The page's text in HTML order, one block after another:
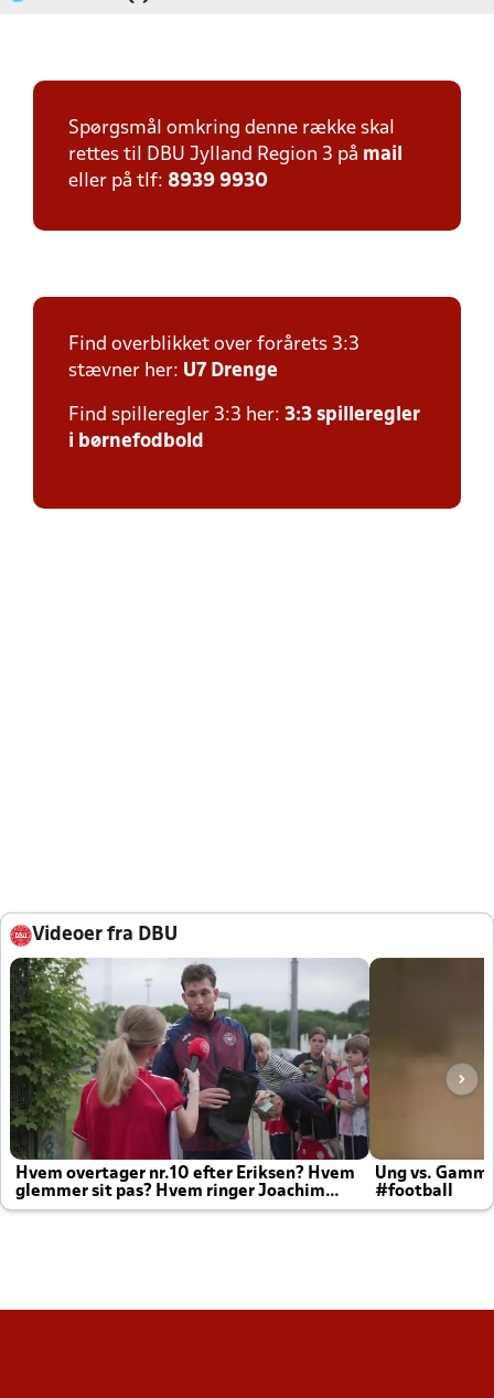
Spørgsmål omkring denne række skal
rettes til DBU Jylland Region 3 på mail
eller på tlf: 8939 9930
Find overblikket over forårets 3:3
stævner her: U7 Drenge
Find spilleregler 3:3 her: 3:3 spilleregler
i børnefodbold
Videoer fra DBU
Hvem overtager nr.10 efter Eriksen? Hvem
glemmer sit pas? Hvem ringer Joachim
altid til efter kampe?
Ung vs.
#football